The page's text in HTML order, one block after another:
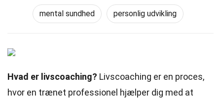
mental sundhed personlig udvikling
Hvad er livscoaching? Livscoaching er en proces,
hvor en trænet professionel hjælper dig med at